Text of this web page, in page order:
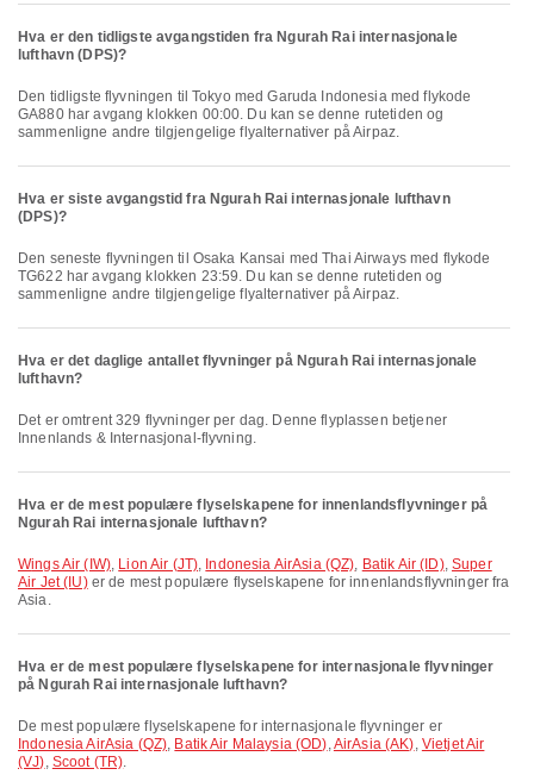
Hva er den tidligste avgangstiden fra Ngurah Rai internasjonale
lufthavn (DPS)?
Den tidligste flyvningen til Tokyo med Garuda Indonesia med flykode
GA880 har avgang klokken 00:00. Du kan se denne rutetiden og
sammenligne andre tilgjengelige flyalternativer på Airpaz.
Hva er siste avgangstid fra Ngurah Rai internasjonale lufthavn
(DPS)?
Den seneste flyvningen til Osaka Kansai med Thai Airways med flykode
TG622 har avgang klokken 23:59. Du kan se denne rutetiden og
sammenligne andre tilgjengelige flyalternativer på Airpaz.
Hva er det daglige antallet flyvninger på Ngurah Rai internasjonale
lufthavn?
Det er omtrent 329 flyvninger per dag. Denne flyplassen betjener
Innenlands & Internasjonal-flyvning.
Hva er de mest populære flyselskapene for innenlandsflyvninger på
Ngurah Rai internasjonale lufthavn?
Wings Air (IW), Lion Air (JT), Indonesia AirAsia (QZ), Batik Air (ID), Super
Air Jet (IU)er de mest populære flyselskapene for innenlandsflyvninger fra
Asia.
Hva er de mest populære flyselskapene for internasjonale flyvninger
på Ngurah Rai internasjonale lufthavn?
De mest populære flyselskapene for internasjonale flyvninger er
Indonesia AirAsia (QZ), Batik Air Malaysia (OD),AirAsia (AK), Vietjet Air
(VJ), Scoot (TR).